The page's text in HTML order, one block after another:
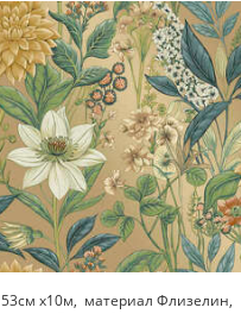
53см x10м, материал Флизелин,